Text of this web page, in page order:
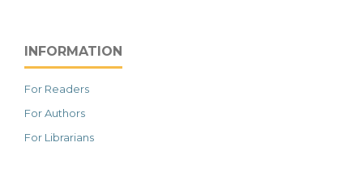
INFORMATION
For Readers
For Authors
For Librarians